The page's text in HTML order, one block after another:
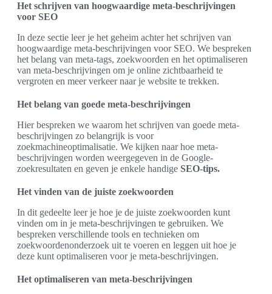
Het schrijven van hoogwaardige meta-beschrijvingen
voor SEO
In deze sectie leer je het geheim achter het schrijven van
hoogwaardige meta-beschrijvingen voor SEO. We bespreken
het belang van meta-tags, zoekwoorden en het optimaliseren
van meta-beschrijvingen om je online zichtbaarheid te
vergroten en meer verkeer naar je website te trekken.
Het belang van goede meta-beschrijvingen
Hier bespreken we waarom het schrijven van goede meta-
beschrijvingen zo belangrijk is voor
zoekmachineoptimalisatie. We kijken naar hoe meta-
beschrijvingen worden weergegeven in de Google-
zoekresultaten en geven je enkele handige SEO-tips.
Het vinden van de juiste zoekwoorden
In dit gedeelte leer je hoe je de juiste zoekwoorden kunt
vinden om in je meta-beschrijvingen te gebruiken. We
bespreken verschillende tools en technieken om
zoekwoordenonderzoek uit te voeren en leggen uit hoe je
deze kunt optimaliseren voor je meta-beschrijvingen.
Het optimaliseren van meta-beschrijvingen